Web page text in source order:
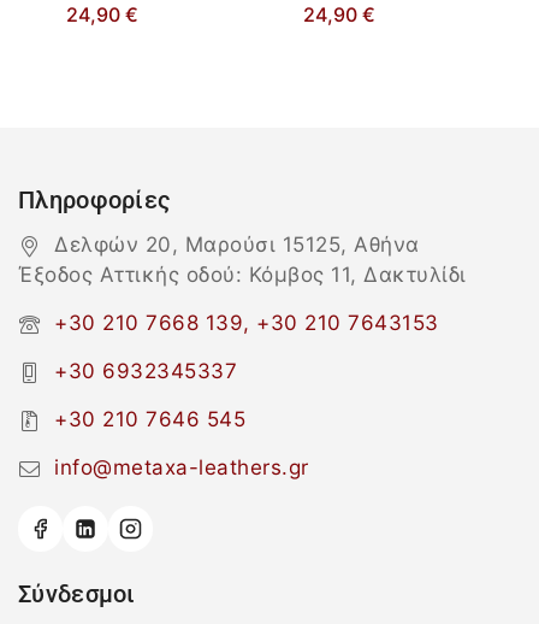
24,90 € 24,90 €
Πληροφορίες
Δελφών 20, Μαρούσι 15125, Αθήνα
Έξοδος Αττικής οδού: Κόμβος 11, Δακτυλίδι
+30 210 7668 139, +30 210 7643153
+30 6932345337
+30 210 7646 545
info@metaxa-leathers.gr
Σύνδεσμοι